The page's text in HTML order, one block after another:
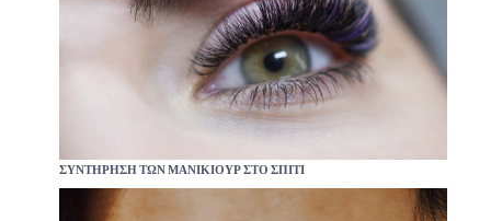
ΣΥΝΤΉΡΗΣΗ ΤΩΝ ΜΑΝΙΚΙΟΎΡ ΣΤΟ ΣΠΊΤΙ